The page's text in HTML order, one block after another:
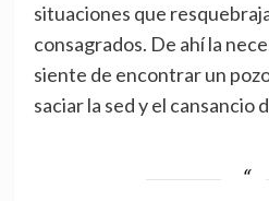
situaciones que
consagrados. De ahí la
siente de encontrar un
saciar la sed y el cansancio